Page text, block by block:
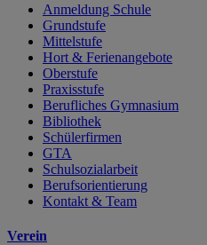
Anmeldung Schule
Grundstufe
Mittelstufe
Hort & Ferienangebote
Oberstufe
Praxisstufe
Berufliches Gymnasium
Bibliothek
Schülerfirmen
GTA
Schulsozialarbeit
Berufsorientierung
Kontakt & Team
Verein